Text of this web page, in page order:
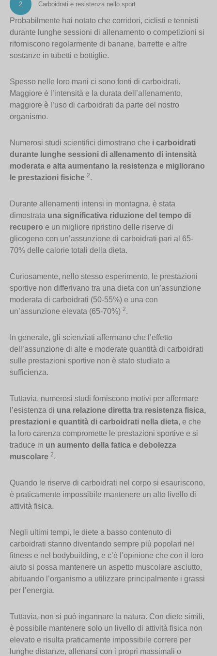
2 Carboidrati e resistenza nello sport
Probabilmente hai notato che corridori, ciclisti e tennisti
durante lunghe sessioni di allenamento o competizioni si
riforniscono regolarmente di banane, barrette e altre
sostanze in tubetti e bottiglie.
Spesso nelle loro mani ci sono fonti di carboidrati.
Maggiore è l’intensità e la durata dell’allenamento,
maggiore è l’uso di carboidrati da parte del nostro
organismo.
Numerosi studi scientifici dimostrano che i carboidrati
durante lunghe sessioni di allenamento di intensità
moderata e alta aumentano la resistenza e migliorano
le prestazioni fisiche 2.
Durante allenamenti intensi in montagna, è stata
dimostrata una significativa riduzione del tempo di
recupero e un migliore ripristino delle riserve di
glicogeno con un’assunzione di carboidrati pari al 65-
70% delle calorie totali della dieta.
Curiosamente, nello stesso esperimento, le prestazioni
sportive non differivano tra una dieta con un’assunzione
moderata di carboidrati (50-55%) e una con
un’assunzione elevata (65-70%) 2.
In generale, gli scienziati affermano che l’effetto
dell’assunzione di alte e moderate quantità di carboidrati
sulle prestazioni sportive non è stato studiato a
sufficienza.
Tuttavia, numerosi studi forniscono motivi per affermare
l’esistenza di una relazione diretta tra resistenza fisica,
prestazioni e quantità di carboidrati nella dieta, e che
la loro carenza compromette le prestazioni sportive e si
traduce in un aumento della fatica e debolezza
muscolare 2.
Quando le riserve di carboidrati nel corpo si esauriscono,
è praticamente impossibile mantenere un alto livello di
attività fisica.
Negli ultimi tempi, le diete a basso contenuto di
carboidrati stanno diventando sempre più popolari nel
fitness e nel bodybuilding, e c’è l’opinione che con il loro
aiuto si possa mantenere un aspetto muscolare asciutto,
abituando l’organismo a utilizzare principalmente i grassi
per l’energia.
Tuttavia, non si può ingannare la natura. Con diete simili,
è possibile mantenere solo un livello di attività fisica non
elevato e risulta praticamente impossibile correre per
lunghe distanze, allenarsi con i propri massimali o